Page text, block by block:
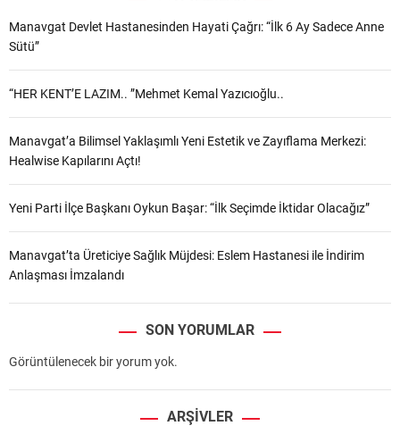
Manavgat Devlet Hastanesinden Hayati Çağrı: “İlk 6 Ay Sadece Anne
Sütü”
“HER KENT’E LAZIM.. ”Mehmet Kemal Yazıcıoğlu..
Manavgat’a Bilimsel Yaklaşımlı Yeni Estetik ve Zayıflama Merkezi:
Healwise Kapılarını Açtı!
Yeni Parti İlçe Başkanı Oykun Başar: “İlk Seçimde İktidar Olacağız”
Manavgat’ta Üreticiye Sağlık Müjdesi: Eslem Hastanesi ile İndirim
Anlaşması İmzalandı
SON YORUMLAR
Görüntülenecek bir yorum yok.
ARŞIVLER